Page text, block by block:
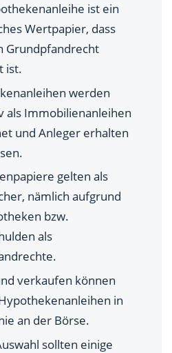
Hypothekenanleihen
Wahl von
im Vergleich
ist ein
Wertpapier, dass
Grundpfandrecht
ist.
werden
als Immobilienanleihen
und Anleger erhalten
gelten als
nämlich aufgrund
bzw.
als
verkaufen können
in
an der Börse.
sollten einige